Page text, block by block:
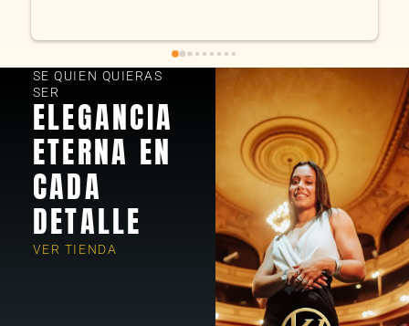
SE QUIEN QUIERAS
SER
ELEGANCIA
ETERNA EN
CADA
DETALLE
VER TIENDA